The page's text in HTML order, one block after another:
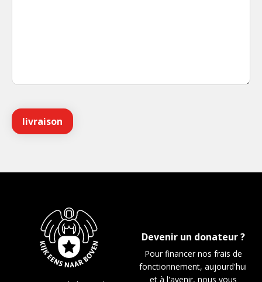
Devenir un donateur ?
Pour financer nos frais de
fonctionnement, aujourd'hui
et à l'avenir, nous vous